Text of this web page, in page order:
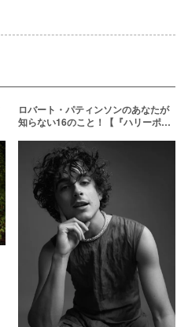
ロバート・パティンソンのあなたが
知らない16のこと！【『ハリーポッ